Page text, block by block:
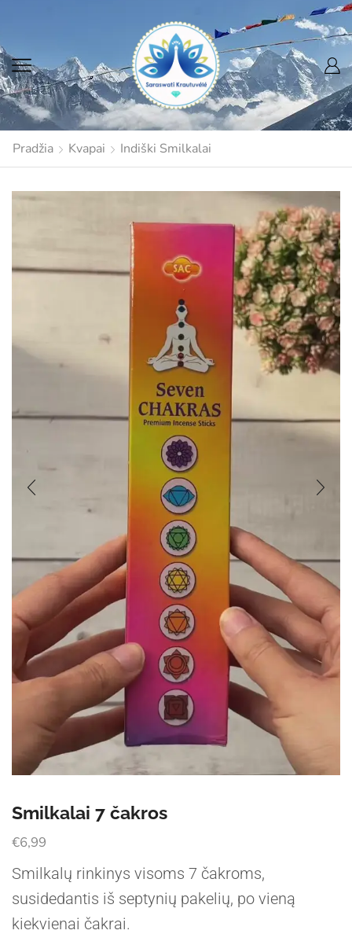
Pradžia Kvapai Indiški Smilkalai
Smilkalai 7 čakros
€6,99
Smilkalų rinkinys visoms 7 čakroms,
susidedantis iš septynių pakelių, po vieną
kiekvienai čakrai.